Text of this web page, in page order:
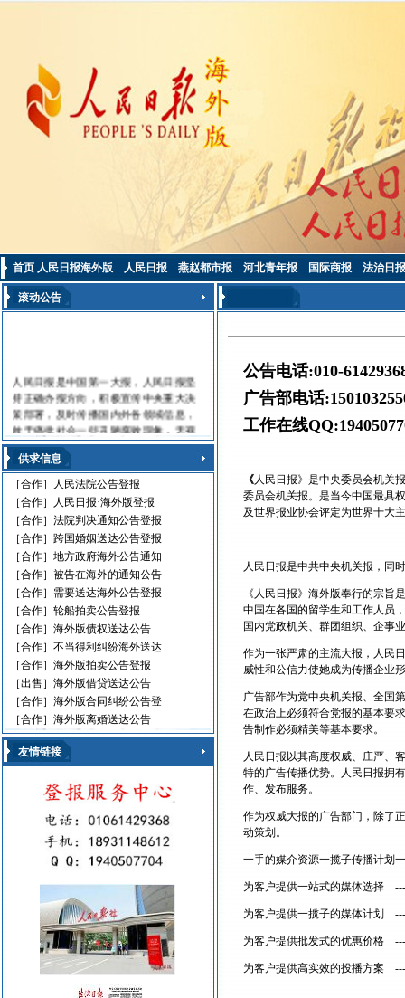
首页 人民日报海外版 人民日报 燕赵都市报 河北青年报 国际商报 法治日报
滚动公告
人民日报是中国第一大报，人民日报坚
持正确办报方向，积极宣传中央重大决
策部署，及时传播国内外各领域信息，
敢于痛批社会一些丑陋腐败现象，无视
法律的黑社会流氓，利用职权玩忽职守
的高级官员，受到读报人欢迎。人民日
报海外版，这是中国对外发行的最具权
威性的综合性中文日报，主要面向海外
华人、华侨、港澳台同胞和在各国，发
行80多个国家和地区。
人民日报刊登010-61429368
遗失声明 环保公告
减资公告 挂失声明
股份转让 政府通文
判决公告 律师声明
通告广告 企业注销
维权公告 解除声明
迁址公告 法院公告
开庭传票 海事文书
供求信息
［合作］
人民法院公告登报
［合作］
人民日报·海外版登报
［合作］法院判决通知公告登报
［合作］跨国婚姻送达公告登报
［合作］地方政府海外公告通知
［合作］被告在海外的通知公告
［合作］ 需要送达海外公告登报
［合作］轮船拍卖公告登报
［合作］海外版债权送达公告
［合作］不当得利纠纷海外送达
［合作］海外版拍卖公告登报
［出售］海外版借贷送达公告
［合作］海外版合同纠纷公告登
［合作］海外版离婚送达公告
友情链接
公告电话:010-
广告部电话
工作在线
《人民日报》是中央委员会机关
委员会机关报。是当今中国最具
及世界报业协会评定为世界十
人民日报是中共中央机关报，同
《人民日报》海外版奉行的宗
中国在各国的留学生和工作人员
国内党政机关、群团组织、企事
作为一张严肃的主流大报，人民
威性和公信力使她成为传播企业
广告部作为党中央机关报、全国
在政治上必须符合党报的基本要
告制作必须精美等基本要求。
人民日报以其高度权威、庄严、
特的广告传播优势。人民日报拥
作、发布服务。
作为权威大报的广告部门，除了
动策划。
一手的媒介资源一揽子传播计划
为客户提供一站式的媒体选择
为客户提供一揽子的媒体计划
为客户提供批发式的优惠价格
为客户提供高实效的投播方案